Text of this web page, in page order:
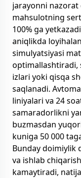
jarayonni
mahsulotning
100% ga
aniqlikda
simulyatsiyasi
optimallashtiradi,
izlari yoki qisqa
saqlanadi.
liniyalari va 24
samaradorlikni
buzmasdan
kuniga 50 000
Bunday doimiylik
va ishlab
kamaytiradi,